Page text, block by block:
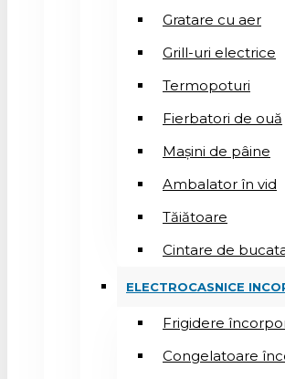
Gratare cu aer
Grill-uri electrice
Termopoturi
Fierbatori de ouă
Mașini de pâine
Ambalator în vid
Tăiătoare
Cintare de
ELECTROCASNICE
Frigidere
Congelatoare